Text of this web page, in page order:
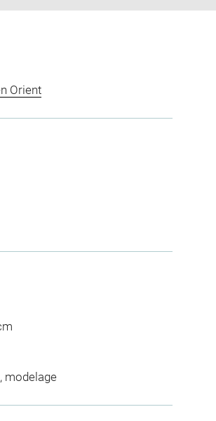
Orient
modelage